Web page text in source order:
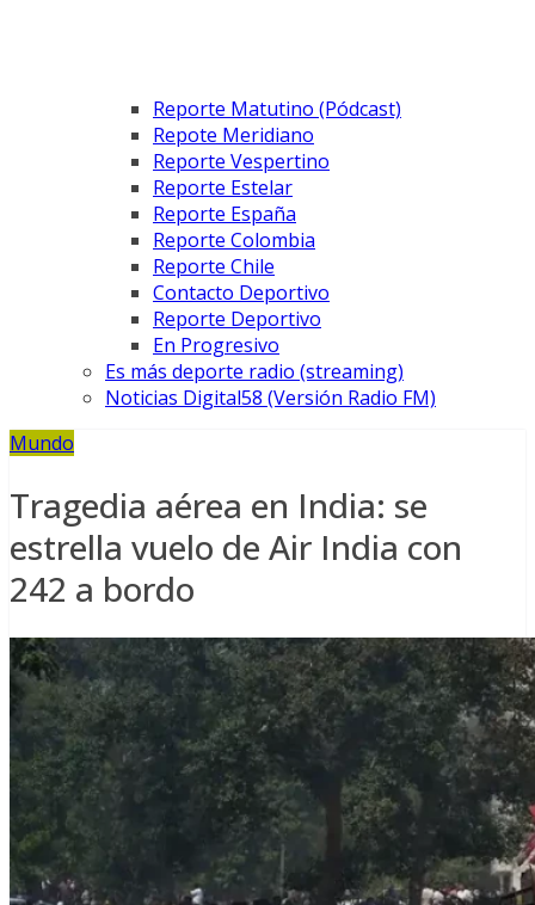
Reporte Matutino (Pódcast)
Repote Meridiano
Reporte Vespertino
Reporte Estelar
Reporte España
Reporte Colombia
Reporte Chile
Contacto Deportivo
Reporte Deportivo
En Progresivo
Es más deporte radio (streaming)
Noticias Digital58 (Versión Radio FM)
Mundo
Tragedia aérea en India: se
estrella vuelo de Air India con
242 a bordo